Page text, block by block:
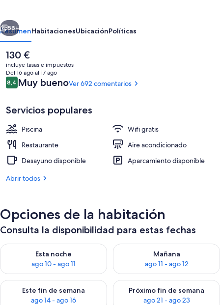
Dorobe
Una piscina al aire libre, sombrillas,
Siguiente
58+
ResumenHabitacionesUbicaciónPolíticas
El
precio
actual
es
de
130 €
incluye tasas e impuestos
Del 16 ago al 17 ago
Comentarios
8,48,4 de 10
Muy buenoVer 692 comentarios
Servicios populares
Piscina
Wifi gratis
Restaurante
Aire acondicionado
Desayuno disponible
Aparcamiento disponible
Abrir todos
Opciones de la habitación
Consulta la disponibilidad para estas fechas
Esta noche
ago 10 - ago 11
Consulta la disponibilidad para esta noche, ago 10 - ago 11
Mañana
ago 11 - ago 12
Consulta la disponibilidad
Este fin de semana
ago 14 - ago 16
Consulta la disponibilidad para este fin de semana, ago 14 -
Próximo fin de semana
ago 21 - ago 23
Consulta la disponibilidad